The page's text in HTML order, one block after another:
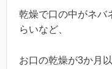
乾燥で口の中がネバ
らいなど、
お口の乾燥が3か月